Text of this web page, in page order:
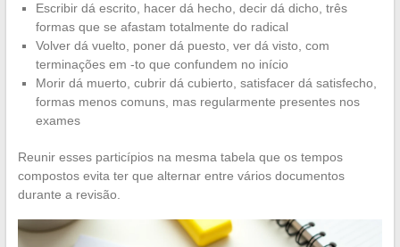
Escribir dá escrito, hacer dá hecho, decir dá dicho, três
formas que se afastam totalmente do radical
Volver dá vuelto, poner dá puesto, ver dá visto, com
terminações em -to que confundem no início
Morir dá muerto, cubrir dá cubierto, satisfacer dá satisfecho,
formas menos comuns, mas regularmente presentes nos
exames
Reunir esses particípios na mesma tabela que os tempos
compostos evita ter que alternar entre vários documentos
durante a revisão.